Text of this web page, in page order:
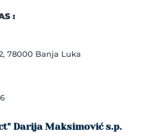
:
78000 Banja Luka
Darija Maksimović s.p.